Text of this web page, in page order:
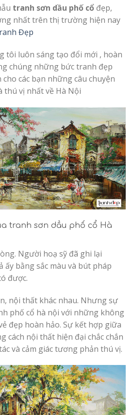
tranh sơn dầu phố cổ đẹp,
nhất trên thị trường hiện nay
Đẹp
tôi luôn sáng tạo đổi mới , hoàn
chúng những bức tranh đẹp
các bạn những câu chuyện
thú vị nhất về Hà Nội
tranh sơn dầu phố cổ Hà
Người hoạ sỹ đã ghi lại
ấy bằng sắc màu và bút pháp
được.
nội thất khác nhau. Nhưng sự
phố cổ hà nội với những không
đẹp hoàn hảo. Sự kết hợp giữa
cách nội thất hiện đại chắc chắn
và cảm giác tương phản thú vị.